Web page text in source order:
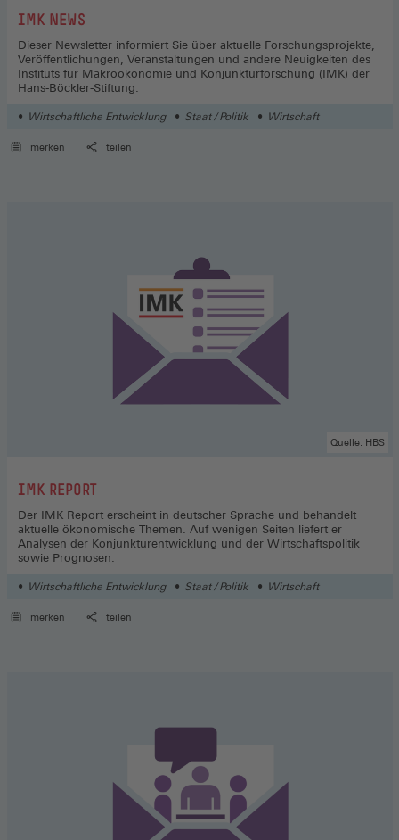
:IMK NEWS
Dieser Newsletter informiert Sie über aktuelle Forschungsprojekte,
Veröffentlichungen, Veranstaltungen und andere Neuigkeiten des
Instituts für Makroökonomie und Konjunkturforschung (IMK) der
Hans-Böckler-Stiftung.
Wirtschaftliche Entwicklung Staat / Politik Wirtschaft
merken teilen
:IMK REPORT
Der IMK Report erscheint in deutscher Sprache und behandelt
aktuelle ökonomische Themen. Auf wenigen Seiten liefert er
Analysen der Konjunkturentwicklung und der Wirtschaftspolitik
sowie Prognosen.
Quelle: HBS
Wirtschaftliche Entwicklung Staat / Politik Wirtschaft
merken teilen